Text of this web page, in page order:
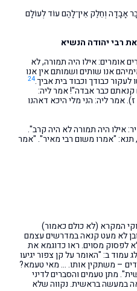
אָבָדָה וְחֵלֶק אֵין־לָהֶם עוֹד לְעוֹלָם
רבי יהודה הנשיא
אומרים: אילו היה תמורה, לא
אנו שותים ושמותם אין אנו
כבודך וכבוד בית אביך.24
כבר אבדה"! אמר ליה:
אמר ליה: הני מלי היכא דאהנו
אילו היה תמורה לא היה קרב".
תנא: "אמרו משום רבי מאיר". "אמר
המקרא (לא כולם כאמור)
לא מעט קנאה במדרשים עצמם
מסוים. ראו כדוגמא את
ב: "האומר על קן צפור יגיעו
– משתקין אותו. … מאי טעמא?
מתן טעמים והסברים לדיני
במעשה בראשית. נקווה שלא